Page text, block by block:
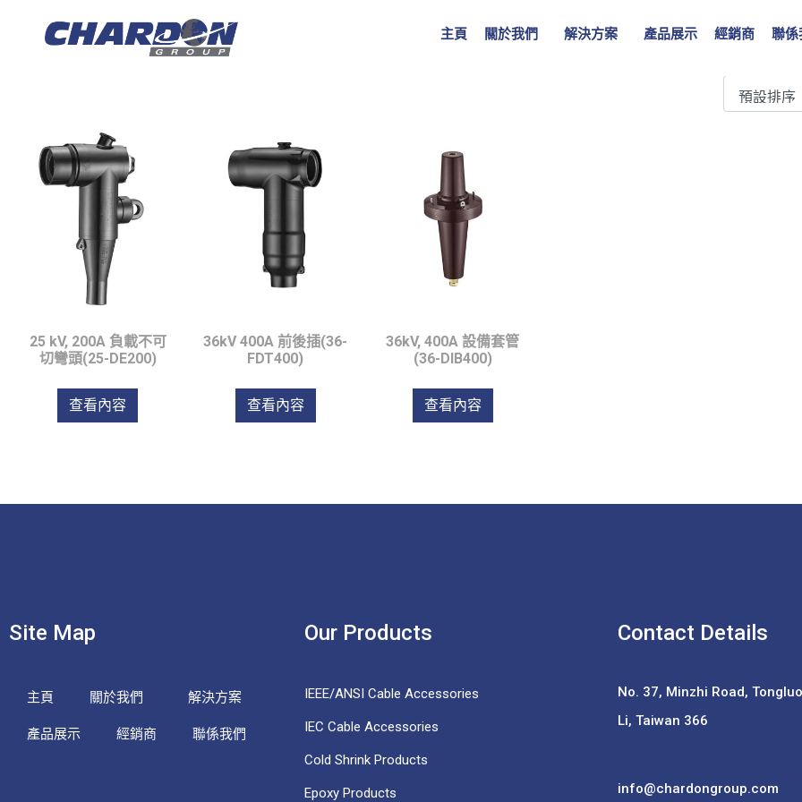
主頁 關於我們 解決方案 產品展示 經銷商 聯係
IEC Interface B
25 kV, 200A 負載不可
切彎頭(25-DE200)
查看內容
36kV 400A 前後插(36-
FDT400)
查看內容
36kV, 400A 設備套管
(36-DIB400)
查看內容
Site Map
主頁 關於我們 解決方案
產品展示 經銷商 聯係我們
Our Products
IEEE/ANSI Cable Accessories
IEC Cable Accessories
Cold Shrink Products
Epoxy Products
Contact Details
No. 37, Minzhi Road,
Li, Taiwan 366
info@chardongroup.com